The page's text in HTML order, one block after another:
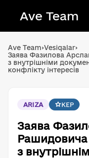
Ave Team
Ave Team›Vesiqalar›
Заява Фазилова
з внутрішніми
конфлікту інтересів
ARIZA KEP
Заява
з